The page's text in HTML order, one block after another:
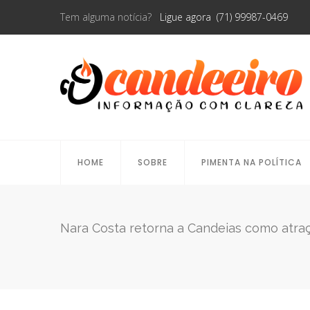
Tem alguma notícia? Ligue agora (71) 99987-0469
HOME SOBRE PIMENTA NA POLÍTICA
Nara Costa retorna a Candeias como